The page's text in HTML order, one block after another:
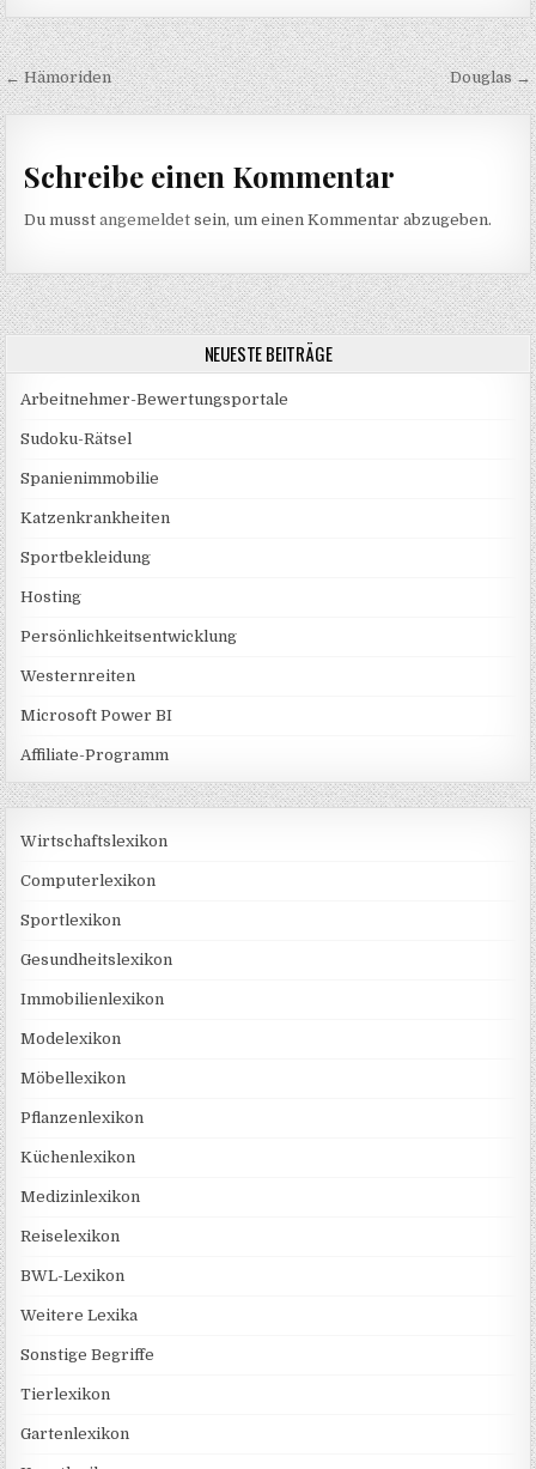
Beitragsnavigation
← Hämoriden Douglas →
Schreibe einen Kommentar
Du musstangemeldet sein, um einen Kommentar abzugeben.
NEUESTE BEITRÄGE
Arbeitnehmer-Bewertungsportale
Sudoku-Rätsel
Spanienimmobilie
Katzenkrankheiten
Sportbekleidung
Hosting
Persönlichkeitsentwicklung
Westernreiten
Microsoft Power BI
Affiliate-Programm
Wirtschaftslexikon
Computerlexikon
Sportlexikon
Gesundheitslexikon
Immobilienlexikon
Modelexikon
Möbellexikon
Pflanzenlexikon
Küchenlexikon
Medizinlexikon
Reiselexikon
BWL-Lexikon
Weitere Lexika
Sonstige Begriffe
Tierlexikon
Gartenlexikon